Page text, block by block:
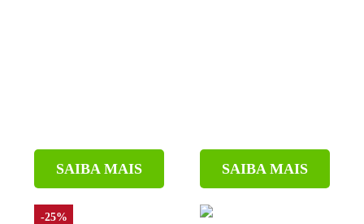
SAIBA MAIS SAIBA MAIS
-25%